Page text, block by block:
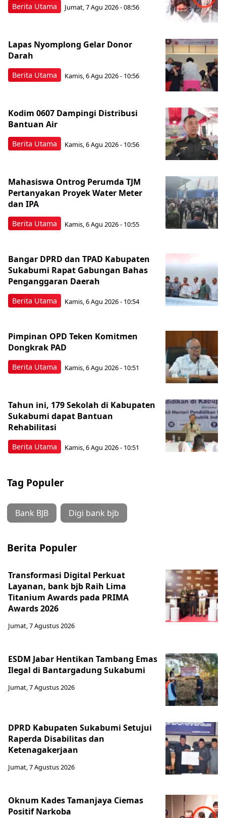
Berita Utama Jumat, 7 Agu 2026 - 08:56
Berita Utama
Lapas Nyomplong Gelar Donor
Darah
Kamis, 6 Agu 2026 - 10:56
Berita Utama
Kodim 0607 Dampingi Distribusi
Bantuan Air
Kamis, 6 Agu 2026 - 10:56
Berita Utama
Mahasiswa Ontrog Perumda TJM
Pertanyakan Proyek Water Meter
dan IPA
Kamis, 6 Agu 2026 - 10:55
Berita Utama
Bangar DPRD dan TPAD Kabupaten
Sukabumi Rapat Gabungan Bahas
Penganggaran Daerah
Kamis, 6 Agu 2026 - 10:54
Berita Utama
Pimpinan OPD Teken Komitmen
Dongkrak PAD
Kamis, 6 Agu 2026 - 10:51
Berita Utama
Tahun ini, 179 Sekolah di Kabupaten
Sukabumi dapat Bantuan
Rehabilitasi
Kamis, 6 Agu 2026 - 10:51
Tag Populer
Bank BJB Digi bank bjb
Berita Populer
Transformasi Digital Perkuat
Layanan, bank bjb Raih Lima
Titanium Awards pada PRIMA
Awards 2026
Jumat, 7 Agustus 2026
ESDM Jabar Hentikan Tambang Emas
Ilegal di Bantargadung Sukabumi
Jumat, 7 Agustus 2026
DPRD Kabupaten Sukabumi Setujui
Raperda Disabilitas dan
Ketenagakerjaan
Jumat, 7 Agustus 2026
Oknum Kades Tamanjaya Ciemas
Positif Narkoba